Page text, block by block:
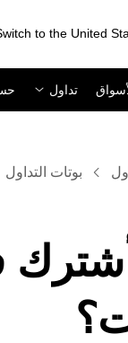
to the United
تداول
بوتات التداول